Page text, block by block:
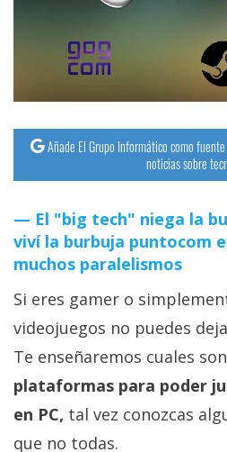
Operadores
Trucos
y
Tutoriales
Ciberseguridad
Sistemas
operativos
Profesional
+
Más
temas
Añade El Grupo Informático como
noticias sobre
El "big tech" niega la
viví la burbuja puntocom
muchos paralelismos
Si eres gamer o
videojuegos no puedes
Te enseñaremos cuales
plataformas para poder
en PC, tal vez conozcas
que no todas.